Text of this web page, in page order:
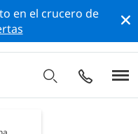
en el crucero de